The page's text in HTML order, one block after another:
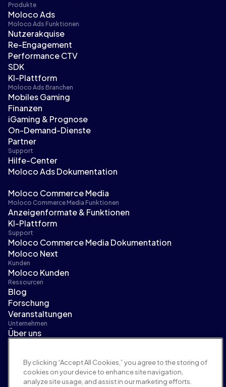
Produkte
Moloco Ads
Moloco Ads Funktionen
Nutzerakquise
Re-Engagement
Performance CTV
SDK
KI-Plattform
Moloco Ads Branchen
Mobiles Gaming
Finanzen
iGaming & Prognose
On-Demand-Dienste
Partner
Support
Hilfe-Center
Moloco Ads Dokumentation
Moloco Commerce Media
Moloco Commerce Media Funktionen
Anzeigenformate & Funktionen
KI-Plattform
Support
Moloco Commerce Media Dokumentation
Moloco Next
Kunden
Moloco Kunden
Ressourcen
Blog
Forschung
Veranstaltungen
Unternehmen
Über uns
Karriere
Bedingungen und Richtlinien
By clicking “Accept All Cookies,” you agree to the storing of
cookies on your device to enhance site navigation,
analyze site usage, and assist in our marketing efforts.